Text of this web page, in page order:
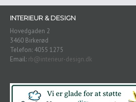
INTERIEUR & DESIGN
Hovedgaden 2
3460 Birkerød
Telefon: 4055 1275
Email: rb@interieur-design.dk
Bordlamper
Væglamper
Brands